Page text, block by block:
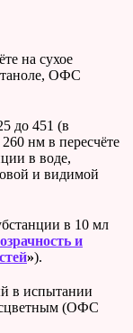
на сухое
ОФС
до 451 (в
нм в пересчёте
в воде,
и видимой
в 10 мл
и
»).
в испытании
(ОФС